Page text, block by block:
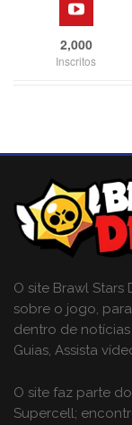
2,000
Inscritos
O site Brawl
sobre o jogo,
dentro de
Guias, Assista
O site faz parte
Supercell;